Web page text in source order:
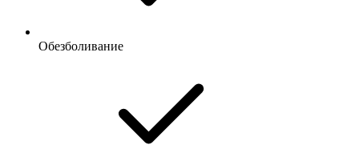
Обезболивание